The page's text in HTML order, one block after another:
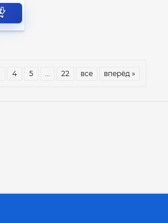
4 5 22 все вперёд »